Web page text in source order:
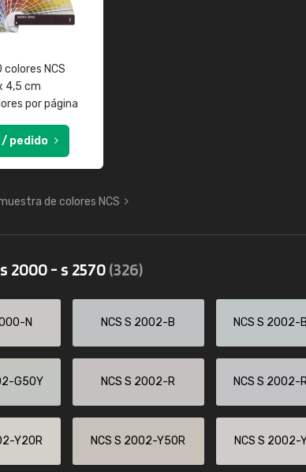
colores NCS
4,5 cm
por página
/ pedido
de colores NCS
2000 - s 2570(326)
N NCS S 2002-B NCS S 2002-
G50Y NCS S 2002-R NCS S 2002-
Y20R NCS S 2002-Y50R NCS S 2002-